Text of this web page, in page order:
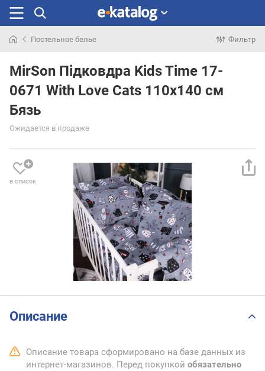
раньше
Постельное белье Фильтр
MirSon Підковдра Kids Time 17-
0671 With Love Cats 110х140 см
Бязь
Ожидается в продаже
в список
Описание
Описание товара сформировано на базе данных из
интернет-магазинов. Перед покупкой обязательно